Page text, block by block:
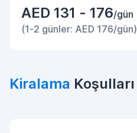
AED 131 - 176/gün
(1-2 günler: AED 176/gün)
Kiralama Koşulları